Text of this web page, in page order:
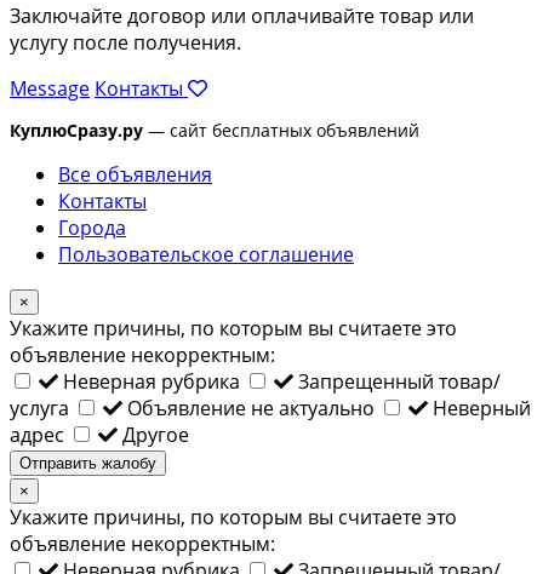
Заключайте договор или оплачивайте товар или
услугу после получения.
Message Контакты
КуплюСразу.ру — сайт бесплатных объявлений
Все объявления
Контакты
Города
Пользовательское соглашение
×
Укажите причины, по которым вы считаете это
объявление некорректным:
Неверная рубрика
Запрещенный товар/
услуга
Объявление не актуально
Неверный
адрес
Другое
Отправить жалобу
×
Укажите причины, по которым вы считаете это
объявление некорректным: